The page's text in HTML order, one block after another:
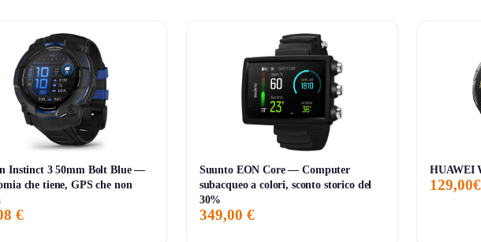
ai279 euroconsigliati.
e fluida.
SE.
quotidiano con iPhone.
Instinct 3 50mm Bolt Blue —
che tiene, GPS che non
€
Suunto EON Core — Computer
subacqueo a colori, sconto storico del
30%
349,00 €
HUAWEI
129,00€